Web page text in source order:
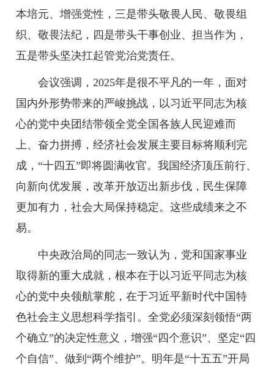
本培元、增强党性，三是带头敬畏人民、敬畏组
织、敬畏法纪，四是带头干事创业、担当作为，
五是带头坚决扛起管党治党责任。
会议强调，2025年是很不平凡的一年，面对
国内外形势带来的严峻挑战，以习近平同志为核
心的党中央团结带领全党全国各族人民迎难而
上、奋力拼搏，经济社会发展主要目标将顺利完
成，“十四五”即将圆满收官。我国经济顶压前行、
向新向优发展，改革开放迈出新步伐，民生保障
更加有力，社会大局保持稳定。这些成绩来之不
易。
中央政治局的同志一致认为，党和国家事业
取得新的重大成就，根本在于以习近平同志为核
心的党中央领航掌舵，在于习近平新时代中国特
色社会主义思想科学指引。全党必须深刻领悟“两
个确立”的决定性意义，增强“四个意识”、坚定“四
个自信”、做到“两个维护”。明年是“十五五”开局